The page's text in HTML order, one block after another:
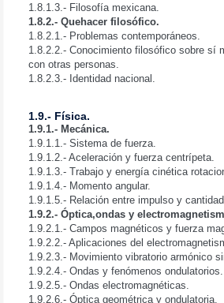
1.8.1.3.- Filosofía mexicana.
1.8.2.- Quehacer filosófico.
1.8.2.1.- Problemas contemporáneos.
1.8.2.2.- Conocimiento filosófico sobre sí
con otras personas.
1.8.2.3.- Identidad nacional.
1.9.- Física.
1.9.1.- Mecánica.
1.9.1.1.- Sistema de fuerza.
1.9.1.2.- Aceleración y fuerza centrípeta.
1.9.1.3.- Trabajo y energía cinética
1.9.1.4.- Momento angular.
1.9.1.5.- Relación entre impulso y
1.9.2.- Óptica,ondas y
1.9.2.1.- Campos magnéticos y fuerza
1.9.2.2.- Aplicaciones del
1.9.2.3.- Movimiento vibratorio armónico
1.9.2.4.- Ondas y fenómenos ondulatorios.
1.9.2.5.- Ondas electromagnéticas.
1.9.2.6.- Óptica geométrica y ondulatoria.